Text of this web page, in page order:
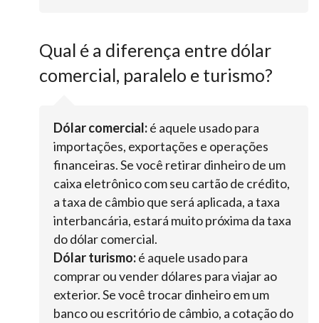
Qual é a diferença entre dólar
comercial, paralelo e turismo?
Dólar comercial:é aquele usado para
importações, exportações e operações
financeiras. Se você retirar dinheiro de um
caixa eletrônico com seu cartão de crédito,
a taxa de câmbio que será aplicada, a taxa
interbancária, estará muito próxima da taxa
do dólar comercial.
Dólar turismo:é aquele usado para
comprar ou vender dólares para viajar ao
exterior. Se você trocar dinheiro em um
banco ou escritório de câmbio, a cotação do